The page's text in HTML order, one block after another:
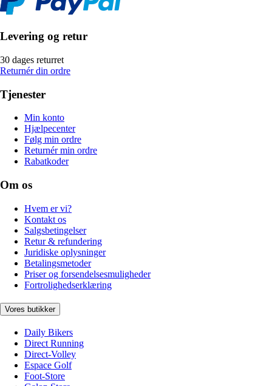
Levering og retur
30 dages returret
Returnér din ordre
Tjenester
Min konto
Hjælpecenter
Følg min ordre
Returnér min ordre
Rabatkoder
Om os
Hvem er vi?
Kontakt os
Salgsbetingelser
Retur & refundering
Juridiske oplysninger
Betalingsmetoder
Priser og forsendelsesmuligheder
Fortrolighedserklæring
Vores butikker
Daily Bikers
Direct Running
Direct-Volley
Espace Golf
Foot-Store